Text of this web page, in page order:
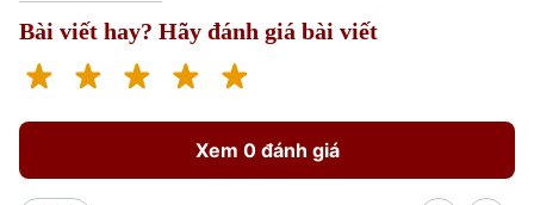
Bài viết hay? Hãy đánh giá bài viết
Xem 0 đánh giá